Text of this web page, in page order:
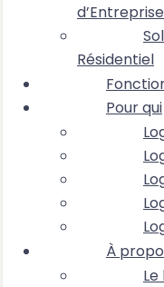
d’Entreprise
Résidentiel
Pour qui
À